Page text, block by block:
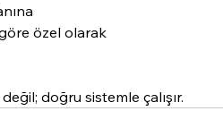
özel olarak
doğru sistemle çalışır.